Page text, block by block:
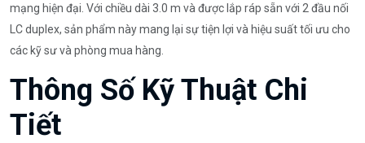
mạng hiện đại. Với chiều dài 3.0 m và được lắp ráp sẵn với 2 đầu nối
LC duplex, sản phẩm này mang lại sự tiện lợi và hiệu suất tối ưu cho
các kỹ sư và phòng mua hàng.
Thông Số Kỹ Thuật Chi
Tiết